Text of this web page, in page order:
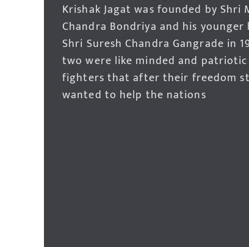
Krishak Jagat was founded by Shri
Chandra Bondriya and his
Shri Suresh Chandra Gangrade in
two were like minded and
fighters that after their freedom
wanted to help the nations